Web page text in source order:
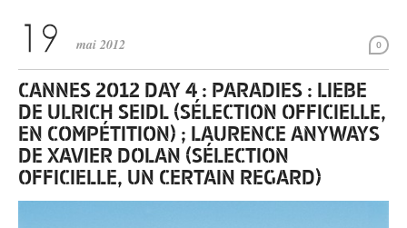
0
mai 2012
CANNES 2012 DAY 4 : PARADIES : LIEBE
DE ULRICH SEIDL (SÉLECTION OFFICIELLE,
EN COMPÉTITION) ; LAURENCE ANYWAYS
DE XAVIER DOLAN (SÉLECTION
OFFICIELLE, UN CERTAIN REGARD)